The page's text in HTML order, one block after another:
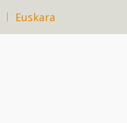
Euskara